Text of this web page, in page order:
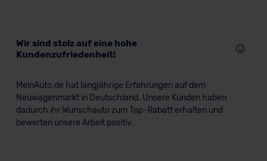
Wir sind stolz auf eine hohe
Kundenzufriedenheit!
MeinAuto.de hat langjährige Erfahrungen auf dem
Neuwagenmarkt in Deutschland. Unsere Kunden haben
dadurch ihr Wunschauto zum Top-Rabatt erhalten und
bewerten unsere Arbeit positiv.